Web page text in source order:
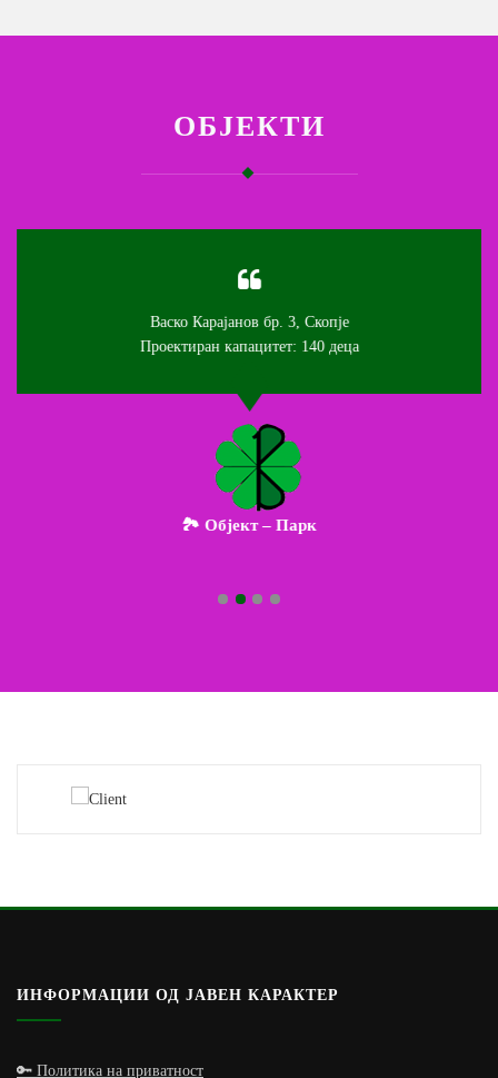
ОБЈЕКТИ
Васко Карајанов бр. 3, Скопје
Проектиран капацитет: 140 деца
🏞️ Објект – Парк
ИНФОРМАЦИИ ОД ЈАВЕН КАРАКТЕР
🔑 Политика на приватност